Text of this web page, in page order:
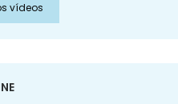
cookies de Redes
Sociales
vídeos